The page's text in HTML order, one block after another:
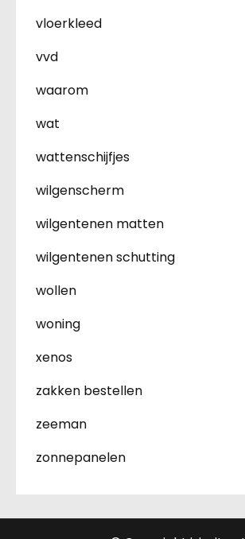
vloerkleed
vvd
waarom
wat
wattenschijfjes
wilgenscherm
wilgentenen matten
wilgentenen schutting
wollen
woning
xenos
zakken bestellen
zeeman
zonnepanelen